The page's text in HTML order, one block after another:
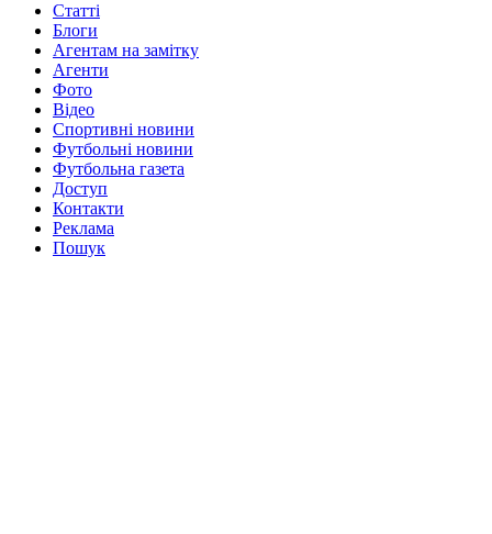
Статті
Блоги
Агентам на замітку
Агенти
Фото
Відео
Спортивні новини
Футбольні новини
Футбольна газета
Доступ
Контакти
Реклама
Пошук